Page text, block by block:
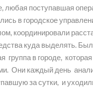
любая поступавшая
в городское
координировали
куда выделять.
группа в городе,
Они каждый день
за сутки, и